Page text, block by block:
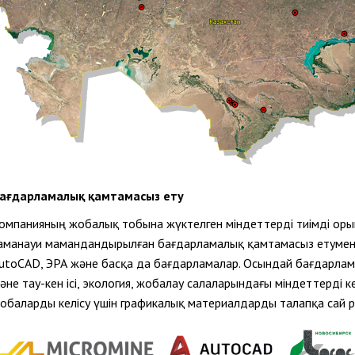
қамтамасыз ету
жобалық тобына жүктелген міндеттерді тиімді
мамандандырылған бағдарламалық қамтамасыз
ЭРА және басқа да бағдарламалар. Осындай
тау-кен ісі, экология, жобалау салаларындағы міндеттерді
келісу үшін графикалық материалдарды талапқа сай